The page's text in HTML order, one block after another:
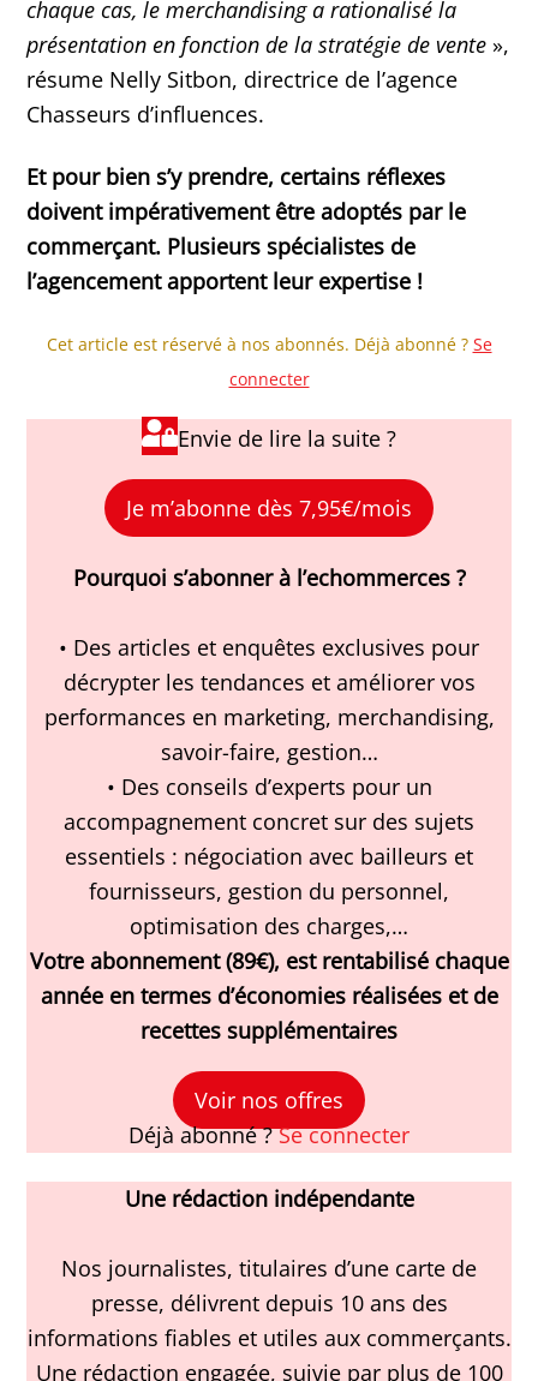
chaque cas, le merchandising a rationalisé la
présentation en fonction de la stratégie de vente »,
résume Nelly Sitbon, directrice de l’agence
Chasseurs d’influences.
Et pour bien s’y prendre, certains réflexes
doivent impérativement être adoptés par le
commerçant. Plusieurs spécialistes de
l’agencement apportent leur expertise !
Cet article est réservé à nos abonnés. Déjà abonné ? Se
connecter
Envie de lire la suite ?
Je m’abonne dès 7,95€/mois
Pourquoi s’abonner à l’echommerces ?
• Des articles et enquêtes exclusives pour
décrypter les tendances et améliorer vos
performances en marketing, merchandising,
savoir-faire, gestion…
• Des conseils d’experts pour un
accompagnement concret sur des sujets
essentiels : négociation avec bailleurs et
fournisseurs, gestion du personnel,
optimisation des charges,…
Votre abonnement (89€), est rentabilisé chaque
année en termes d’économies réalisées et de
recettes supplémentaires
Voir nos offres
Déjà abonné ?Se connecter
Une rédaction indépendante
Nos journalistes, titulaires d’une carte de
presse, délivrent depuis 10 ans des
informations fiables et utiles aux commerçants.
Une rédaction engagée, suivie par plus de 100